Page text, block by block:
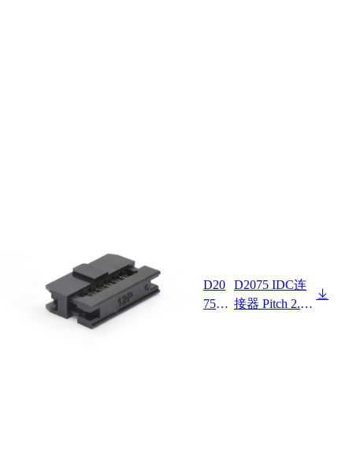
D20
751
D2075 IDC连
接器 Pitch 2.00